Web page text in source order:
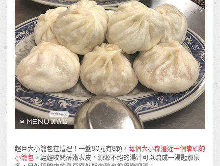
超巨大小籠包在這裡！一盤80元有8顆， 每個大小都逼近一個拳頭的
小籠包， 輕輕咬開薄嫩表皮，源源不絕的湯汁可以流成一湯匙那麼